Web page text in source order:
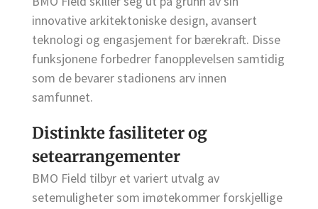
innovative arkitektoniske design, avansert
teknologi og engasjement for bærekraft. Disse
funksjonene forbedrer fanopplevelsen samtidig
som de bevarer stadionens arv innen
samfunnet.
Distinkte fasiliteter og
setearrangementer
BMO Field tilbyr et variert utvalg av
setemuligheter som imøtekommer forskjellige